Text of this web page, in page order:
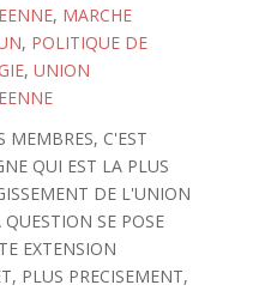
, MARCHE
, POLITIQUE DE
, UNION
MEMBRES, C'EST
QUI EST LA PLUS
DE L'UNION
SE POSE
EXTENSION
PLUS PRECISEMENT,